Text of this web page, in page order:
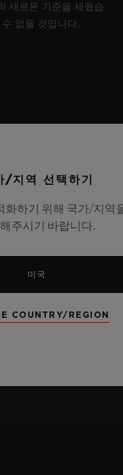
새로운 기준을 세웠습
없을 것입니다.
습니다.
받겠습니다.
/지역 선택하기
화하기 위해 국가/지역
주시기 바랍니다.
미국
COUNTRY/REGION